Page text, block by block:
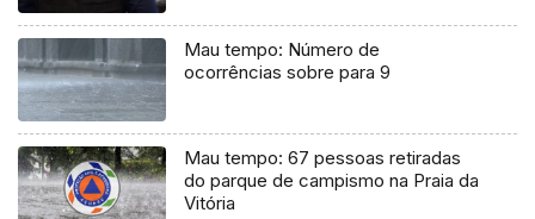
Mau tempo: Número de
ocorrências sobre para 9
Mau tempo: 67 pessoas retiradas
do parque de campismo na Praia da
Vitória